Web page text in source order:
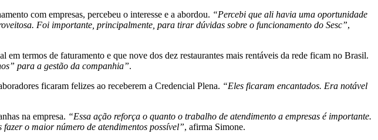
com empresas, percebeu o interesse e a abordou. “Percebi que ali havia uma oportunidade
Foi importante, principalmente, para tirar dúvidas sobre o funcionamento do Sesc”,
termos de faturamento e que nove dos dez restaurantes mais rentáveis da rede ficam no Brasil.
para a gestão da companhia”.
ficaram felizes ao receberem a Credencial Plena. “Eles ficaram encantados. Era notável
na empresa. “Essa ação reforça o quanto o trabalho de atendimento a empresas é importante.
o maior número de atendimentos possível”, afirma Simone.